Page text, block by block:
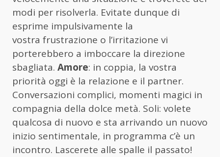
modi per risolverla. Evitate dunque di
esprime impulsivamente la
vostra frustrazione o l’irritazione vi
porterebbero a imboccare la direzione
sbagliata. Amore: in coppia, la vostra
priorità oggi è la relazione e il partner.
Conversazioni complici, momenti magici in
compagnia della dolce metà. Soli: volete
qualcosa di nuovo e sta arrivando un nuovo
inizio sentimentale, in programma c’è un
incontro. Lascerete alle spalle il passato!